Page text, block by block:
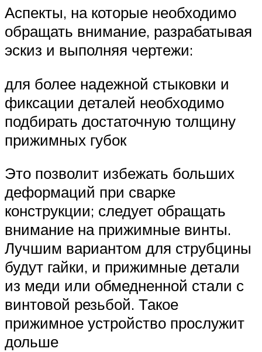
Аспекты, на которые необходимо
обращать внимание, разрабатывая
эскиз и выполняя чертежи:
для более надежной стыковки и
фиксации деталей необходимо
подбирать достаточную толщину
прижимных губок
Это позволит избежать больших
деформаций при сварке
конструкции; следует обращать
внимание на прижимные винты.
Лучшим вариантом для струбцины
будут гайки, и прижимные детали
из меди или обмедненной стали с
винтовой резьбой. Такое
прижимное устройство прослужит
дольше